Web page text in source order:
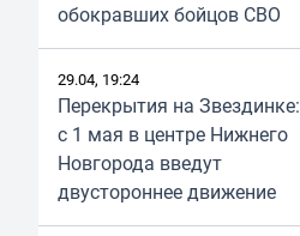
обокравших бойцов СВО
29.04, 19:24
Перекрытия на Звездинке:
с 1 мая в центре Нижнего
Новгорода введут
двустороннее движение